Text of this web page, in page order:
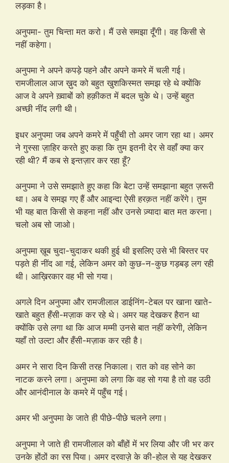
लड़का है।
अनुपमा- तुम चिन्ता मत करो। मैं उसे समझा दूँगी। वह किसी से
नहीं कहेगा।
अनुपमा ने अपने कपड़े पहने और अपने कमरे में चली गई।
रामजीलाल आज ख़ुद को बहुत खुशकिस्मत समझ रहे थे क्योंकि
आज वे अपने ख़्वाबों को हक़ीकत में बदल चुके थे। उन्हें बहुत
अच्छी नींद लगी थी।
इधर अनुपमा जब अपने कमरे में पहुँची तो अमर जाग रहा था। अमर
ने गुस्सा ज़ाहिर करते हुए कहा कि तुम इतनी देर से वहाँ क्या कर
रही थी? मैं कब से इन्तज़ार कर रहा हूँ?
अनुपमा ने उसे समझाते हुए कहा कि बेटा उन्हें समझाना बहुत ज़रूरी
था। अब वे समझ गए हैं और आइन्दा ऐसी हरक़त नहीं करेंगे। तुम
भी यह बात किसी से कहना नहीं और उनसे ज़्यादा बात मत करना।
चलो अब सो जाओ।
अनुपमा ख़ूब चुदा-चुदाकर थकी हुई थी इसलिए उसे भी बिस्तर पर
पड़ते ही नींद आ गई, लेकिन अमर को कुछ-न-कुछ गड़बड़ लग रही
थी। आख़िरकार वह भी सो गया।
अगले दिन अनुपमा और रामजीलाल डाईनिंग-टेबल पर खाना खाते-
खाते बहुत हँसी-मज़ाक कर रहे थे। अमर यह देखकर हैरान था
क्योंकि उसे लगा था कि आज मम्मी उनसे बात नहीं करेगी, लेकिन
यहाँ तो उल्टा और हँसी-मज़ाक कर रही है।
अमर ने सारा दिन किसी तरह निकाला। रात को वह सोने का
नाटक करने लगा। अनुपमा को लगा कि वह सो गया है तो वह उठी
और आनंदीनाल के कमरे में पहुँच गई।
अमर भी अनुपमा के जाते ही पीछे-पीछे चलने लगा।
अनुपमा ने जाते ही रामजीलाल को बाँहों में भर लिया और जी भर कर
उनके होंठों का रस पिया। अमर दरवाज़े के की-होल से यह देखकर